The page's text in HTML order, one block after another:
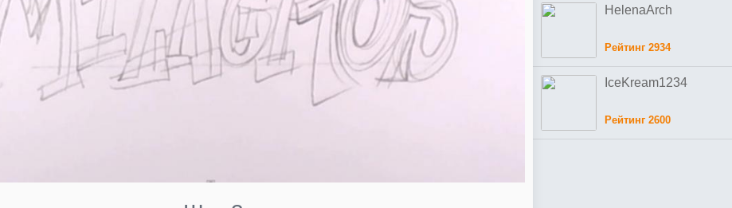
HelenaArch
Рейтинг 2934
IceKream1234
Рейтинг 2600